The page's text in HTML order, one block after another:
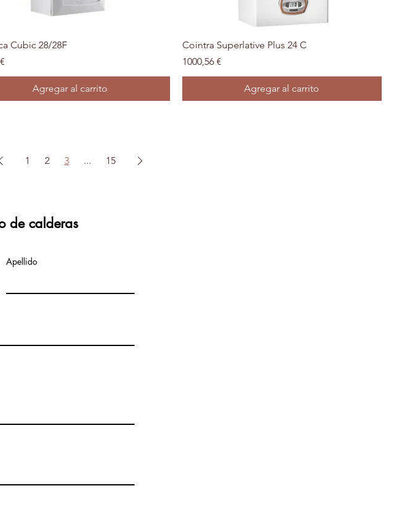
Vista rápida
Cubic 28/28F
Agregar al carrito
Vista rápida
Cointra Superlative Plus 24 C
Precio
1000,56 €
Agregar al carrito
1 2 3 ... 15
de calderas
Apellido